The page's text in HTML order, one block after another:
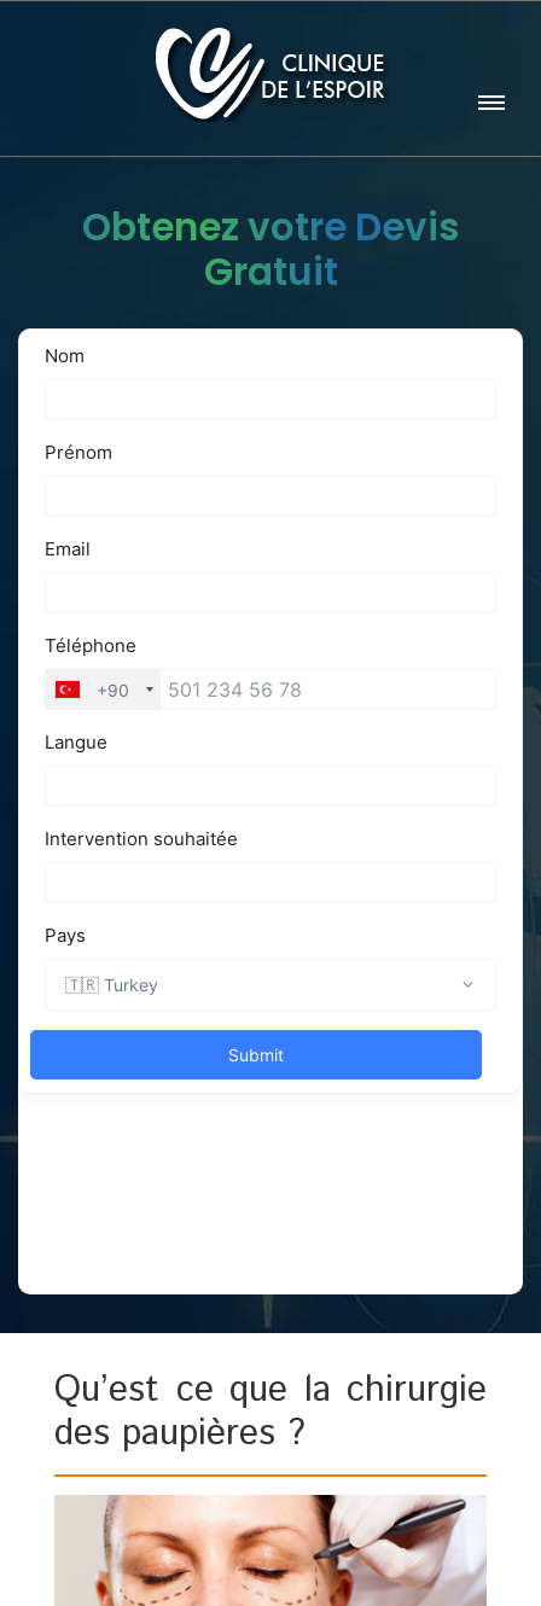
Obtenez votre Devis
Gratuit
Qu’est ce que la chirurgie
des paupières ?